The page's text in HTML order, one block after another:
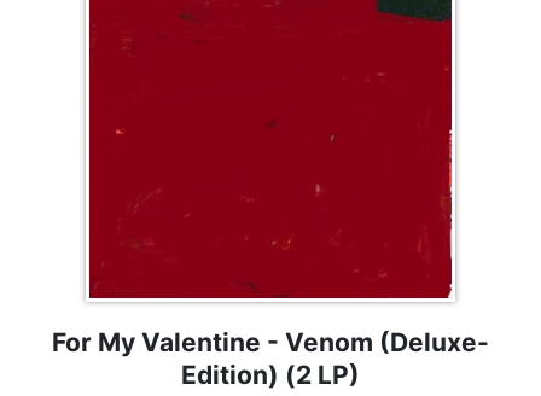
For My Valentine - Venom (Deluxe-
Edition) (2 LP)